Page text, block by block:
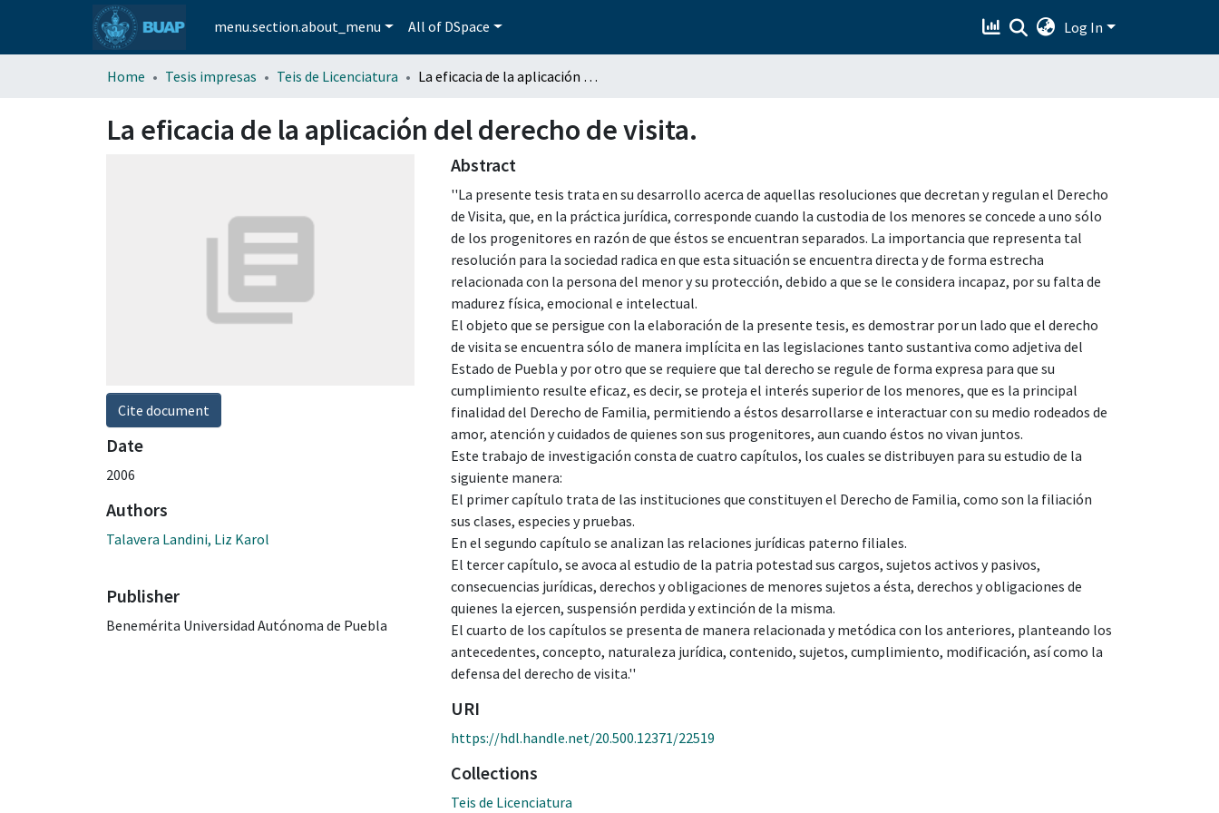
menu.section.about_menu All of DSpace Log In
Home Tesis impresas Teis de Licenciatura La eficacia de la aplicación del derecho de visita.
La eficacia de la aplicación del derecho de visita.
Cite document
Date
2006
Authors
Talavera Landini, Liz Karol
Publisher
Benemérita Universidad Autónoma de Puebla
Abstract
''La presente tesis trata en su desarrollo acerca de aquellas resoluciones que decretan y regulan el Derecho
de Visita, que, en la práctica jurídica, corresponde cuando la custodia de los menores se concede a uno sólo
de los progenitores en razón de que éstos se encuentran separados. La importancia que representa tal
resolución para la sociedad radica en que esta situación se encuentra directa y de forma estrecha
relacionada con la persona del menor y su protección, debido a que se le considera incapaz, por su falta de
madurez física, emocional e intelectual.
El objeto que se persigue con la elaboración de la presente tesis, es demostrar por un lado que el derecho
de visita se encuentra sólo de manera implícita en las legislaciones tanto sustantiva como adjetiva del
Estado de Puebla y por otro que se requiere que tal derecho se regule de forma expresa para que su
cumplimiento resulte eficaz, es decir, se proteja el interés superior de los menores, que es la principal
finalidad del Derecho de Familia, permitiendo a éstos desarrollarse e interactuar con su medio rodeados de
amor, atención y cuidados de quienes son sus progenitores, aun cuando éstos no vivan juntos.
Este trabajo de investigación consta de cuatro capítulos, los cuales se distribuyen para su estudio de la
siguiente manera:
El primer capítulo trata de las instituciones que constituyen el Derecho de Familia, como son la filiación
sus clases, especies y pruebas.
En el segundo capítulo se analizan las relaciones jurídicas paterno filiales.
El tercer capítulo, se avoca al estudio de la patria potestad sus cargos, sujetos activos y pasivos,
consecuencias jurídicas, derechos y obligaciones de menores sujetos a ésta, derechos y obligaciones de
quienes la ejercen, suspensión perdida y extinción de la misma.
El cuarto de los capítulos se presenta de manera relacionada y metódica con los anteriores, planteando los
antecedentes, concepto, naturaleza jurídica, contenido, sujetos, cumplimiento, modificación, así como la
defensa del derecho de visita.''
URI
https://hdl.handle.net/20.500.12371/22519
Collections
Teis de Licenciatura